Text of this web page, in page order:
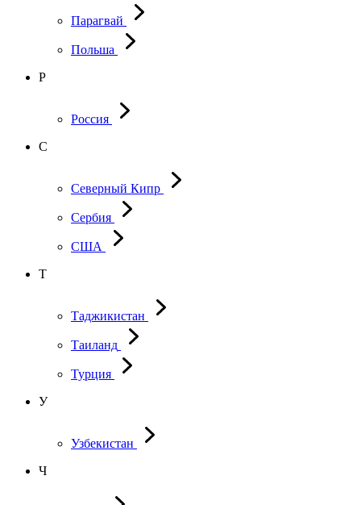
Парагвай
Польша
Р
Россия
С
Северный Кипр
Сербия
США
Т
Таджикистан
Таиланд
Турция
У
Узбекистан
Ч